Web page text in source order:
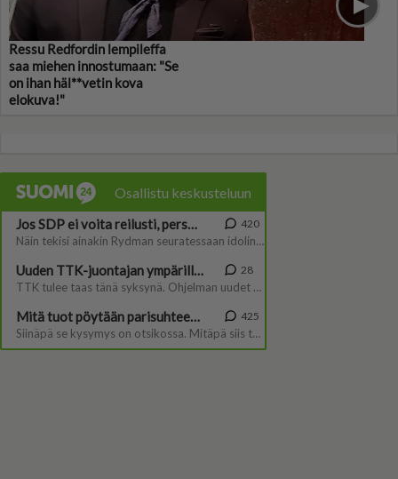
Ressu Redfordin lempileffa
saa miehen innostumaan: "Se
on ihan häl**vetin kova
elokuva!"